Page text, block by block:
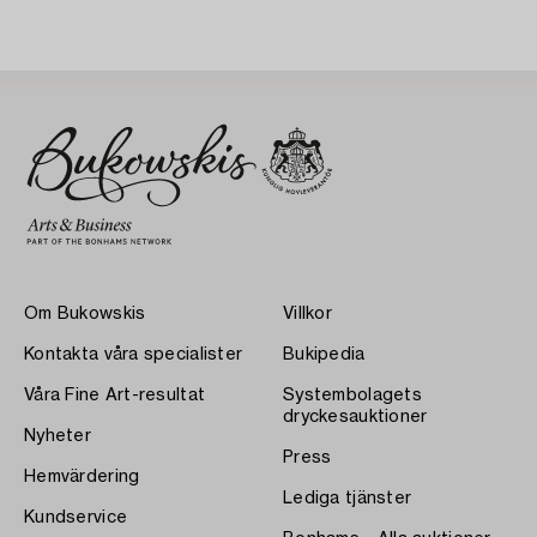
Om Bukowskis
Kontakta våra specialister
Våra Fine Art-resultat
Nyheter
Hemvärdering
Kundservice
Villkor
Bukipedia
Systembolagets
dryckesauktioner
Press
Lediga tjänster